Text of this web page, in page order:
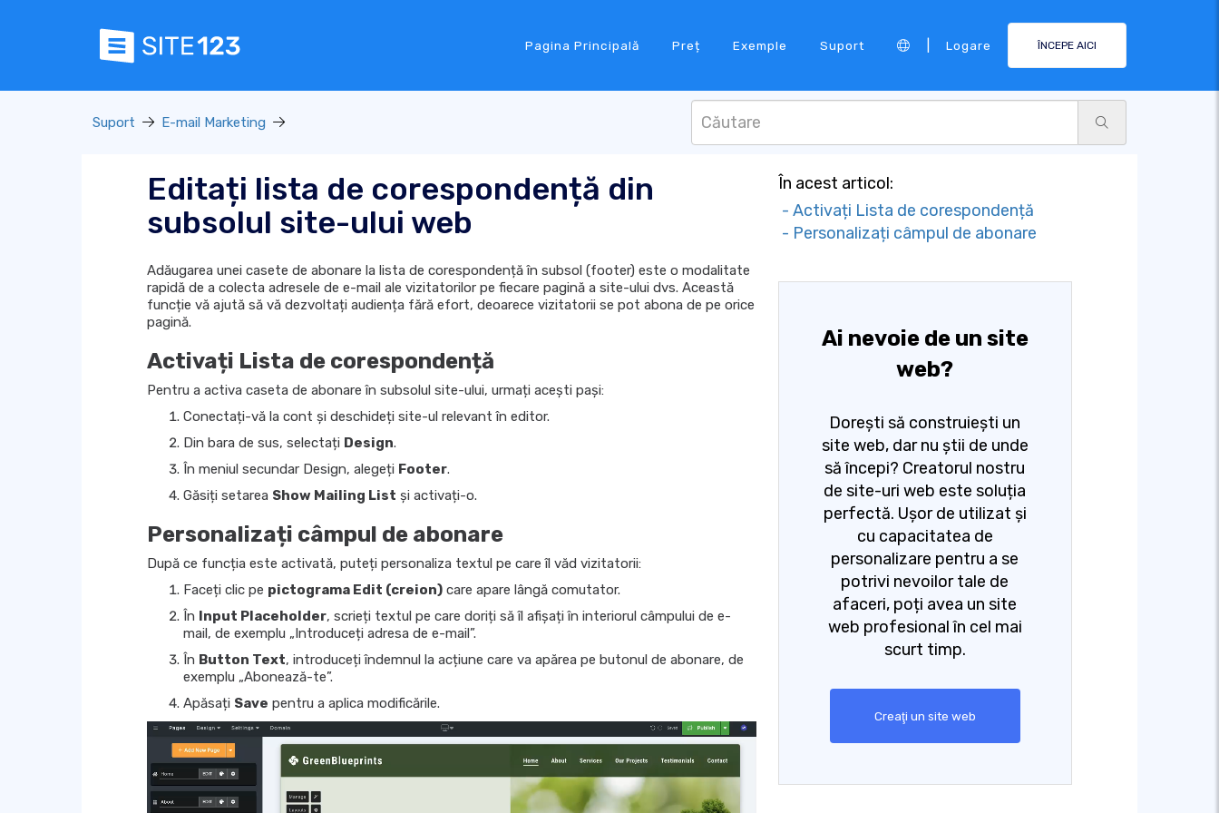
Pagina Principală Preț Exemple Suport Logare ÎNCEPE AICI
Suport E-mail Marketing
Editați lista de corespondență din
subsolul site-ului web
Adăugarea unei casete de abonare la lista de corespondență în subsol (footer) este o modalitate
rapidă de a colecta adresele de e-mail ale vizitatorilor pe fiecare pagină a site-ului dvs. Această
funcție vă ajută să vă dezvoltați audiența fără efort, deoarece vizitatorii se pot abona de pe orice
pagină.
Activați Lista de corespondență
Pentru a activa caseta de abonare în subsolul site-ului, urmați acești pași:
Conectați-vă la cont și deschideți site-ul relevant în editor.
Din bara de sus, selectați Design.
În meniul secundar Design, alegeți Footer.
Găsiți setarea Show Mailing List și activați-o.
Personalizați câmpul de abonare
După ce funcția este activată, puteți personaliza textul pe care îl văd vizitatorii:
Faceți clic pe pictograma Edit (creion) care apare lângă comutator.
În Input Placeholder, scrieți textul pe care doriți să îl afișați în interiorul câmpului de e-
mail, de exemplu „Introduceți adresa de e-mail”.
În Button Text, introduceți îndemnul la acțiune care va apărea pe butonul de abonare, de
exemplu „Abonează-te”.
Apăsați Save pentru a aplica modificările.
În acest articol:
- Activați Lista de corespondență
- Personalizați câmpul de abonare
Ai nevoie de un site
web?
Dorești să construiești un
site web, dar nu știi de unde
să începi? Creatorul nostru
de site-uri web este soluția
perfectă. Ușor de utilizat și
cu capacitatea de
personalizare pentru a se
potrivi nevoilor tale de
afaceri, poți avea un site
web profesional în cel mai
scurt timp.
Creaţi un site web